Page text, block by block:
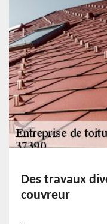
Des travaux
couvreur